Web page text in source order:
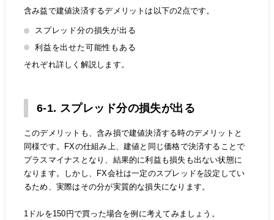
含み益で建値決済するデメリットは以下の2点です。
スプレッド分の損失が出る
利益を出せた可能性もある
それぞれ詳しく解説します。
6-1. スプレッド分の損失が出る
このデメリットも、含み損で建値決済する時のデメリットと
同様です。FXの仕組み上、建値と同じ価格で決済することで
プラスマイナスとなり、結果的に利益も損失も出ない状態に
なります。しかし、FX会社は一定のスプレッドを設定してい
るため、実際はその分が実質的な損失になります。
1ドルを150円で買った場合を例に考えてみましょう。